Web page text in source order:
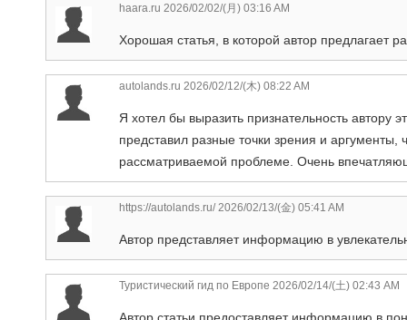
haara.ru 2026/02/02/(月) 03:16 AM
Хорошая статья, в которой автор предлагает
autolands.ru 2026/02/12/(木) 08:22 AM
Я хотел бы выразить признательность автору
представил разные точки зрения и
рассматриваемой проблеме. Очень
https://autolands.ru/2026/02/13/(金) 05:41 AM
Автор представляет информацию в
Туристический гид по Европе 2026/02/14/(土) 02:43 AM